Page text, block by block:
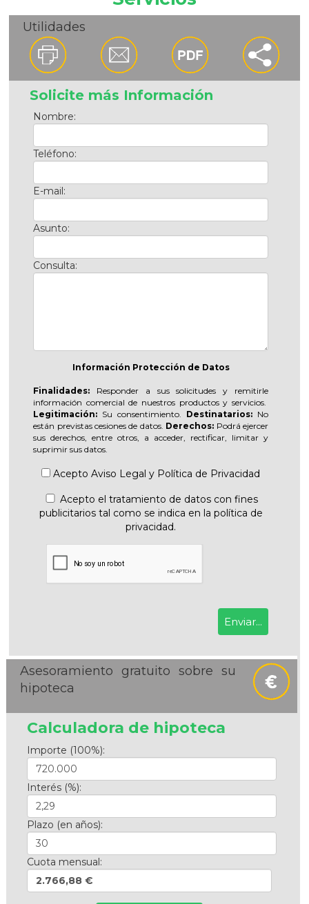
Utilidades
Solicite más Información
Nombre:
Teléfono:
E-mail:
Asunto:
Consulta:
Información Protección de Datos
Finalidades: Responder a sus solicitudes y remitirle
información comercial de nuestros productos y servicios.
Legitimación: Su consentimiento. Destinatarios:No
están previstas cesiones de datos. Derechos: Podrá ejercer
sus derechos, entre otros, a acceder, rectificar, limitar y
suprimir sus datos.
AceptoAviso Legal y Política de Privacidad
Acepto el tratamiento de datos con fines
publicitarios tal como se indica en la política de
privacidad.
Asesoramiento gratuito sobre su
hipoteca
Calculadora de hipoteca
Importe (100%):
Interés (%):
Plazo (en años):
Cuota mensual:
2.766,88 €